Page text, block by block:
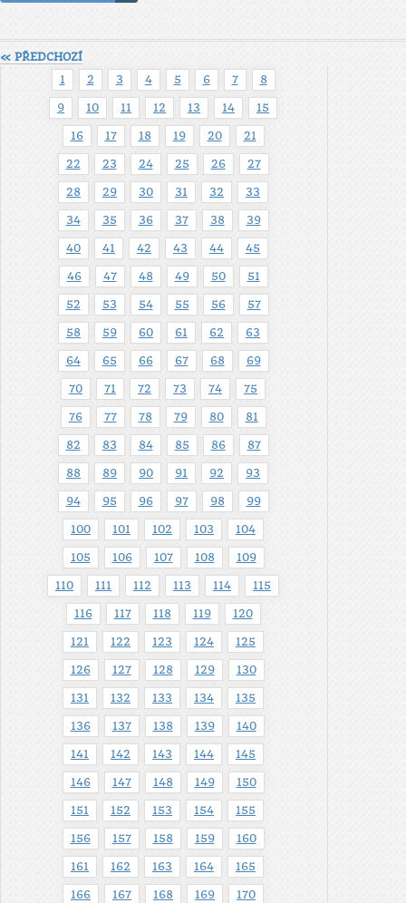
« PŘEDCHOZÍ
1
2 3 4 5 6 7 8
9 10 11 12 13 14 15
16 17 18 19 20 21
22 23 24 25 26 27
28 29 30 31 32 33
34 35 36 37 38 39
40 41 42 43 44 45
46 47 48 49 50 51
52 53 54 55 56 57
58 59 60 61 62 63
64 65 66 67 68 69
70 71 72 73 74 75
76 77 78 79 80 81
82 83 84 85 86 87
88 89 90 91 92 93
94 95 96 97 98 99
100 101 102 103 104
105 106 107 108 109
110 111 112 113 114 115
116 117 118 119 120
121 122 123 124 125
126 127 128 129 130
131 132 133 134 135
136 137 138 139 140
141 142 143 144 145
146 147 148 149 150
151 152 153 154 155
156 157 158 159 160
161 162 163 164 165
166 167 168 169 170